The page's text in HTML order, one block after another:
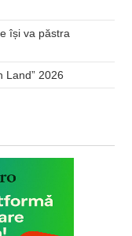
își va păstra
Land” 2026